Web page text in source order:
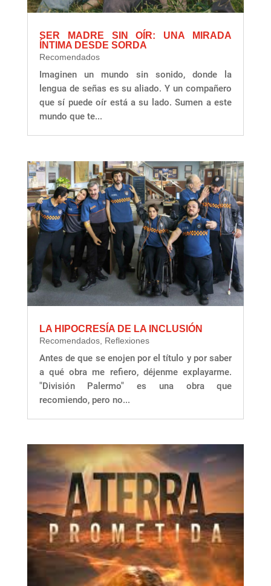
SER MADRE SIN OÍR: UNA MIRADA
ÍNTIMA DESDE SORDA
Recomendados
Imaginen un mundo sin sonido, donde la
lengua de señas es su aliado. Y un compañero
que sí puede oír está a su lado. Sumen a este
mundo que te...
LA HIPOCRESÍA DE LA INCLUSIÓN
Recomendados, Reflexiones
Antes de que se enojen por el título y por saber
a qué obra me refiero, déjenme explayarme.
"División Palermo" es una obra que
recomiendo, pero no...